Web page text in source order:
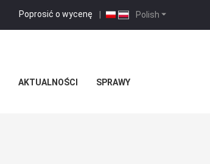
Polish
Poprosić o wycenę |
AKTUALNOŚCI SPRAWY